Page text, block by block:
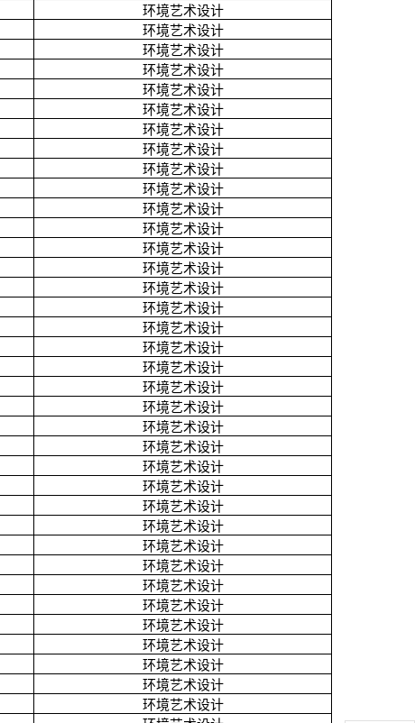
环境艺术设计
环境艺术设计
环境艺术设计
环境艺术设计
环境艺术设计
环境艺术设计
环境艺术设计
环境艺术设计
环境艺术设计
环境艺术设计
环境艺术设计
环境艺术设计
环境艺术设计
环境艺术设计
环境艺术设计
环境艺术设计
环境艺术设计
环境艺术设计
环境艺术设计
环境艺术设计
环境艺术设计
环境艺术设计
环境艺术设计
环境艺术设计
环境艺术设计
环境艺术设计
环境艺术设计
环境艺术设计
环境艺术设计
环境艺术设计
环境艺术设计
环境艺术设计
环境艺术设计
环境艺术设计
环境艺术设计
环境艺术设计